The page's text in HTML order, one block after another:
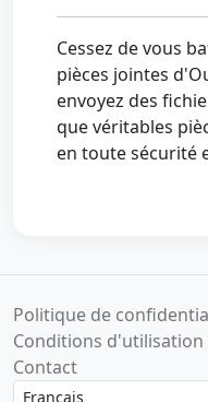
Cessez de vous
pièces jointes
envoyez des
que véritables
en toute sécurité
Politique de
Conditions d'utilisation
Contact
Language